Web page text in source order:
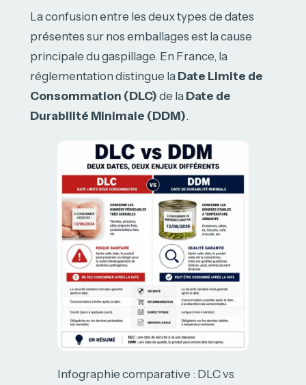
La confusion entre les deux types de dates
présentes sur nos emballages est la cause
principale du gaspillage. En France, la
réglementation distingue la Date Limite de
Consommation (DLC) de la Date de
Durabilité Minimale (DDM).
Infographie comparative : DLC vs